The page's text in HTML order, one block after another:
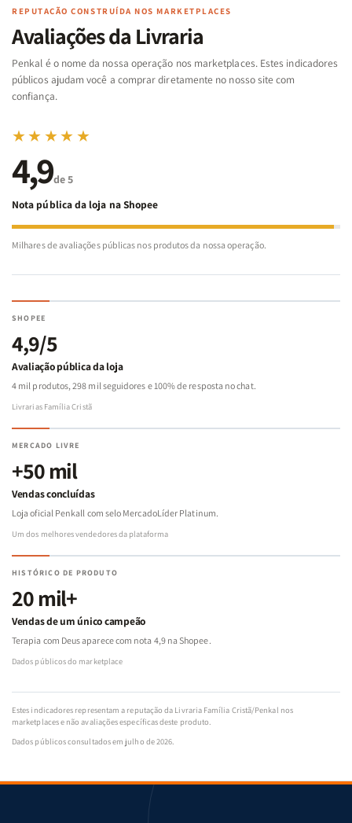
Famílias
Bíblia
-
Penkal
Famílias
da
Bíblia
-
Penkal
de
REPUTAÇÃO CONSTRUÍDA NOS MARKETPLACES
Avaliações da Livraria
Penkal é o nome da nossa operação nos marketplaces. Estes indicadores
públicos ajudam você a comprar diretamente no nosso site com
confiança.
★★★★★
4,9de 5
Nota pública da loja na Shopee
Milhares de avaliações públicas nos produtos da nossa operação.
SHOPEE
4,9/5
Avaliação pública da loja
4 mil produtos, 298 mil seguidores e 100% de resposta no chat.
Livrarias Família Cristã
MERCADO LIVRE
+50 mil
Vendas concluídas
Loja oficial Penkall com selo MercadoLíder Platinum.
Um dos melhores vendedores da plataforma
HISTÓRICO DE PRODUTO
20 mil+
Vendas de um único campeão
Terapia com Deus aparece com nota 4,9 na Shopee.
Dados públicos do marketplace
Estes indicadores representam a reputação da Livraria Família Cristã/Penkal nos
marketplaces e não avaliações específicas deste produto.
Dados públicos consultados em julho de 2026.